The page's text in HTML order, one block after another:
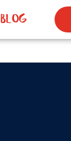
Blog